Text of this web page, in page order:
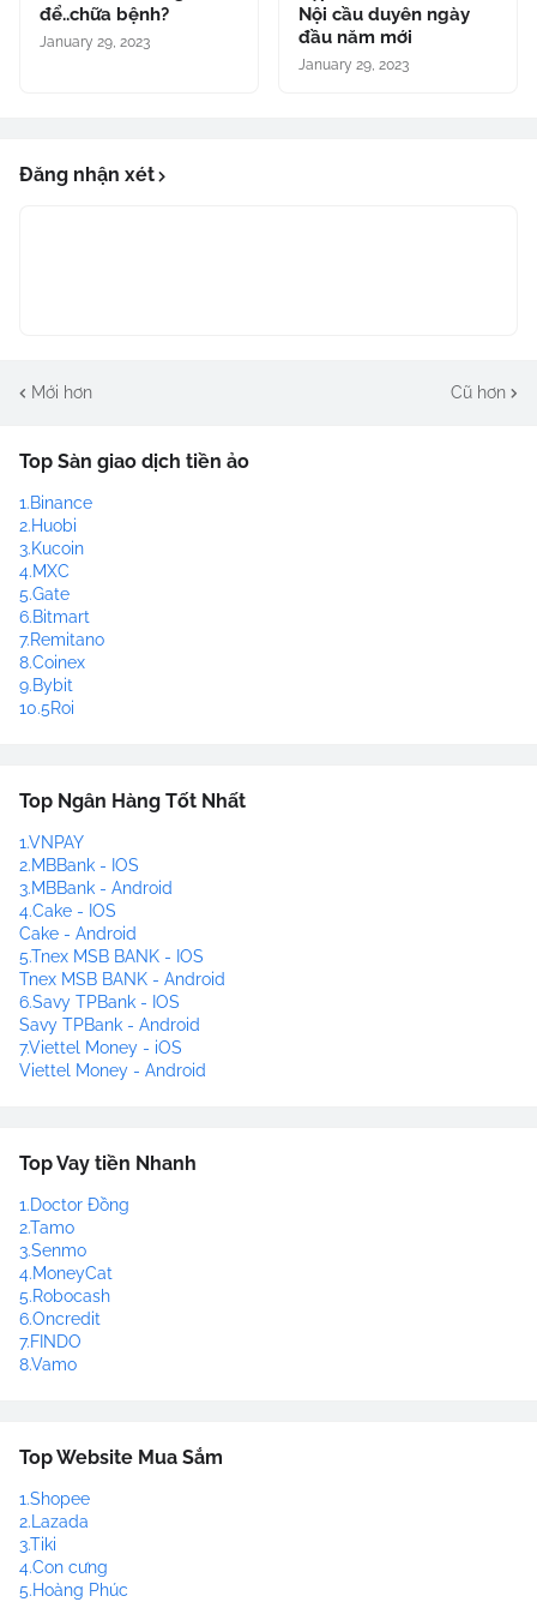
để..chữa bệnh?
January 29, 2023
Nội cầu duyên ngày
đầu năm mới
January 29, 2023
Đăng nhận xét
Mới hơn Cũ hơn
Top Sàn giao dịch tiền ảo
1.Binance
2.Huobi
3.Kucoin
4.MXC
5.Gate
6.Bitmart
7.Remitano
8.Coinex
9.Bybit
10.5Roi
Top Ngân Hàng Tốt Nhất
1.VNPAY
2.MBBank - IOS
3.MBBank - Android
4.Cake - IOS
Cake - Android
5.Tnex MSB BANK - IOS
Tnex MSB BANK - Android
6.Savy TPBank - IOS
Savy TPBank - Android
7.Viettel Money - iOS
Viettel Money - Android
Top Vay tiền Nhanh
1.Doctor Đồng
2.Tamo
3.Senmo
4.MoneyCat
5.Robocash
6.Oncredit
7.FINDO
8.Vamo
Top Website Mua Sắm
1.Shopee
2.Lazada
3.Tiki
4.Con cưng
5.Hoàng Phúc